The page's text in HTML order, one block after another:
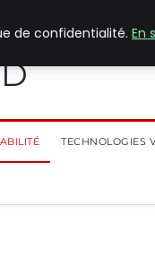
TECHNOLOGIES
de confidentialité. En